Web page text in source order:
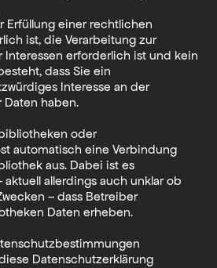
Erfüllung einer rechtlichen
ist, die Verarbeitung zur
Interessen erforderlich ist und kein
dass Sie ein
Interesse an der
Daten haben.
oder
automatisch eine Verbindung
aus. Dabei ist es
allerdings auch unklar ob
– dass Betreiber
Daten erheben.
Datenschutzerklärung